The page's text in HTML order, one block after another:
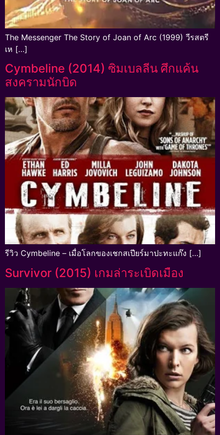
The Messenger The Story of Joan of Arc (1999) วีรสตรี
เห […]
Cymbeline (2014) ซิมเบลลีน ศึกแค้น
สงครามนักบิด
รีวิว Cymbeline – เมื่อโลกของเชกสเปียร์มาปะทะแก๊ง […]
Survivor (2015) เกมล่าระเบิดเมือง